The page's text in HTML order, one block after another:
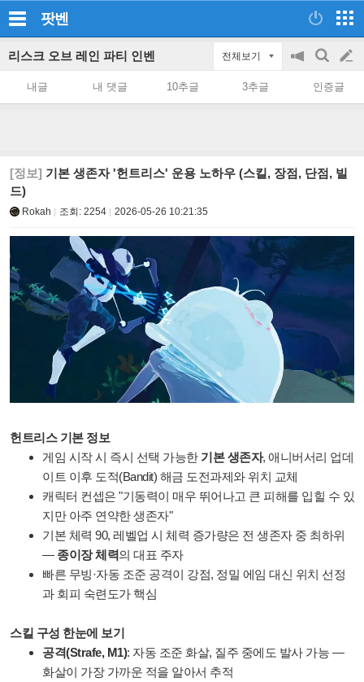
팟벤
리스크 오브 레인 파티 인벤 전체보기
공
on/off
검
색
글
쓰
내글 내 댓글 10추글 3추글 인증글
[정보] 기본 생존자 '헌트리스' 운용 노하우 (스킬, 장점, 단점, 빌
드)
Rokah 조회: 2254 2026-05-26 10:21:35
헌트리스 기본 정보
게임 시작 시 즉시 선택 가능한 기본 생존자, 애니버서리 업데
이트 이후 도적(Bandit) 해금 도전과제와 위치 교체
캐릭터 컨셉은 "기동력이 매우 뛰어나고 큰 피해를 입힐 수 있
지만 아주 연약한 생존자"
기본 체력 90, 레벨업 시 체력 증가량은 전 생존자 중 최하위
— 종이장 체력의 대표 주자
빠른 무빙·자동 조준 공격이 강점, 정밀 에임 대신 위치 선정
과 회피 숙련도가 핵심
스킬 구성 한눈에 보기
공격(Strafe, M1): 자동 조준 화살, 질주 중에도 발사 가능 —
화살이 가장 가까운 적을 알아서 추적